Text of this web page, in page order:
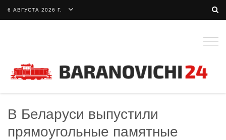
6 АВГУСТА 2026 Г.
В Беларуси выпустили
прямоугольные памятные